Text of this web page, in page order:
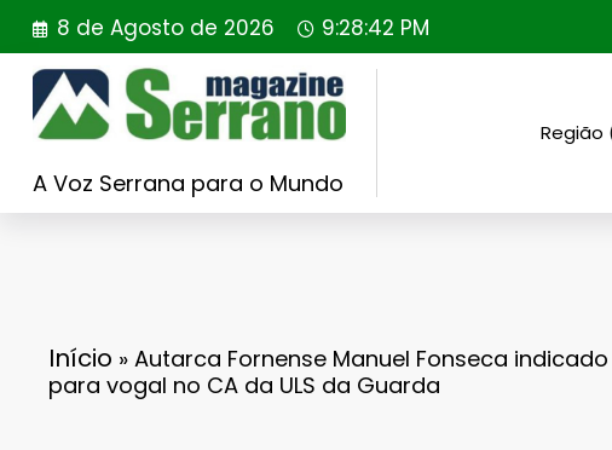
Saltar
para
conteúdo
8 de Agosto de 2026 9:28:43 PM
A Voz Serrana para o Mundo
Região
Início » Autarca Fornense Manuel Fonseca indicado
para vogal no CA da ULS da Guarda